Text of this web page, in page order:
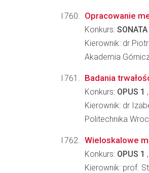
Opracowanie
Konkurs: SONATA
Kierownik: dr
Akademia
Badania
Konkurs: OPUS 1
Kierownik: dr
Politechnika
Wieloskalowe
Konkurs: OPUS 1
Kierownik: prof.